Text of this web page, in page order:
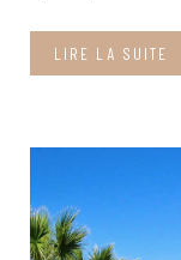
LIRE LA SUITE